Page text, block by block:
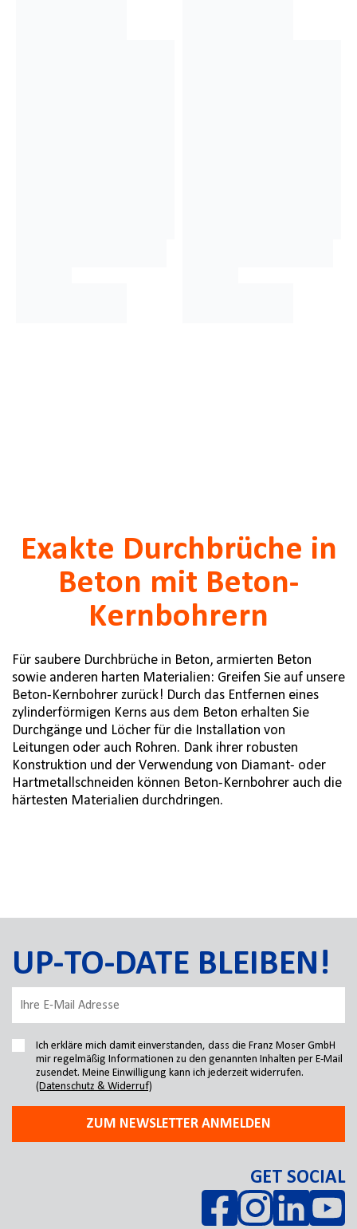
Exakte Durchbrüche in
Beton mit Beton-
Kernbohrern
Für saubere Durchbrüche in Beton, armierten Beton
sowie anderen harten Materialien: Greifen Sie auf unsere
Beton-Kernbohrer zurück! Durch das Entfernen eines
zylinderförmigen Kerns aus dem Beton erhalten Sie
Durchgänge und Löcher für die Installation von
Leitungen oder auch Rohren. Dank ihrer robusten
Konstruktion und der Verwendung von Diamant- oder
Hartmetallschneiden können Beton-Kernbohrer auch die
härtesten Materialien durchdringen.
UP-TO-DATE BLEIBEN!
Ich erkläre mich damit einverstanden, dass die Franz Moser GmbH
mir regelmäßig Informationen zu den genannten Inhalten per E-Mail
zusendet. Meine Einwilligung kann ich jederzeit widerrufen.
(Datenschutz & Widerruf)
ZUM NEWSLETTER ANMELDEN
GET SOCIAL